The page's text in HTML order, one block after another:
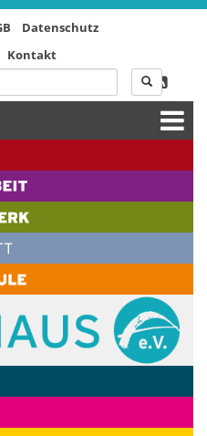
Datenschutz
Kontakt